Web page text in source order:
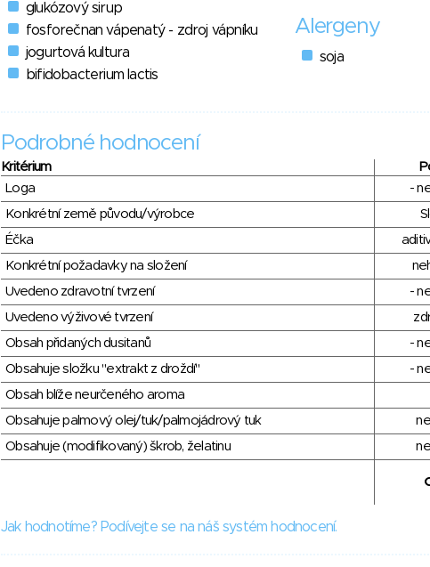
glukózový sirup
fosforečnan vápenatý - zdroj vápníku
jogurtová kultura
bifidobacterium lactis
Alergeny
soja
Podrobné hodnocení
Kritérium
Loga
-
Konkrétní země původu/výrobce
Éčka
Konkrétní požadavky na složení
Uvedeno zdravotní tvrzení
-
Uvedeno výživové tvrzení
Obsah přidaných dusitanů
-
Obsahuje složku "extrakt z droždí"
-
Obsah blíže neurčeného aroma
Obsahuje palmový olej/tuk/palmojádrový tuk
Obsahuje (modifikovaný) škrob, želatinu
Jak hodnotíme? Podívejte se na náš systém hodnocení.